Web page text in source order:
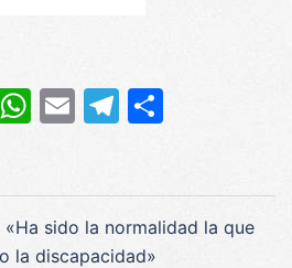
WhatsApp
EmailTelegram
sido la normalidad la que
la discapacidad»